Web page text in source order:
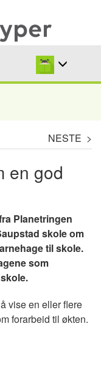
NESTE >
en god
Planetringen
skole om
til skole.
som
vise en eller flere
forarbeid til økten.